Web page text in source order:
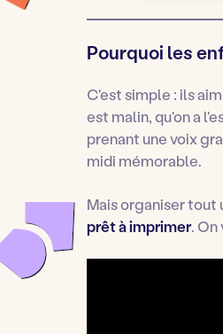
Pourquoi les
C'est simple : ils
est malin, qu'on a
prenant une voix
midi mémorable.
Mais organiser tout
prêt à imprimer. On